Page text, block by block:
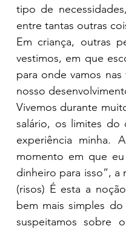
tipo de
entre tantas outras
Em criança, outras
vestimos, em que
para onde vamos
nosso
Vivemos durante
salário, os limites do
experiência minha.
momento em que
dinheiro para isso”, a
(risos) É esta a
bem mais simples
suspeitamos sobre